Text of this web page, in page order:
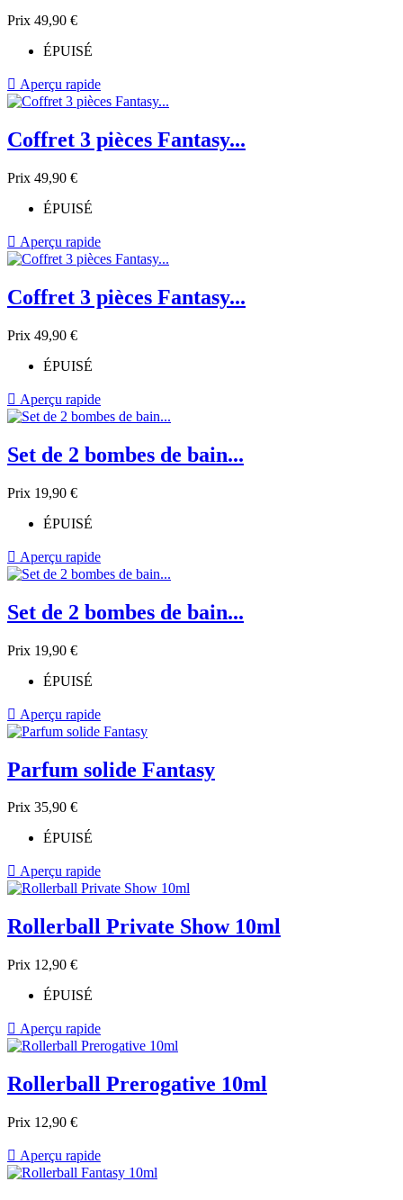
Prix 49,90 €
ÉPUISÉ
 Aperçu rapide
Coffret 3 pièces Fantasy...
Prix 49,90 €
ÉPUISÉ
 Aperçu rapide
Coffret 3 pièces Fantasy...
Prix 49,90 €
ÉPUISÉ
 Aperçu rapide
Set de 2 bombes de bain...
Prix 19,90 €
ÉPUISÉ
 Aperçu rapide
Set de 2 bombes de bain...
Prix 19,90 €
ÉPUISÉ
 Aperçu rapide
Parfum solide Fantasy
Prix 35,90 €
ÉPUISÉ
 Aperçu rapide
Rollerball Private Show 10ml
Prix 12,90 €
ÉPUISÉ
 Aperçu rapide
Rollerball Prerogative 10ml
Prix 12,90 €
 Aperçu rapide